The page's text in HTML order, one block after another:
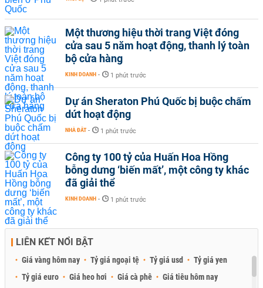
Một thương hiệu thời trang Việt đóng
cửa sau 5 năm hoạt động, thanh lý toàn
bộ cửa hàng
KINH DOANH - 1 phút trước
Dự án Sheraton Phú Quốc bị buộc chấm
dứt hoạt động
NHÀ ĐẤT - 1 phút trước
Công ty 100 tỷ của Huấn Hoa Hồng
bỗng dưng ‘biến mất’, một công ty khác
đã giải thể
KINH DOANH - 1 phút trước
LIÊN KẾT NỔI BẬT
Giá vàng hôm nay Tỷ giá ngoại tệ Tỷ giá usd
Tỷ giá yen
Tỷ giá euro
Giá heo hơi Giá cà phê Giá tiêu hôm nay